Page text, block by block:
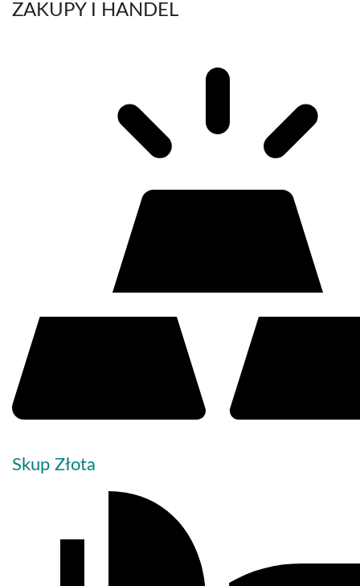
ZAKUPY I HANDEL
Skup Złota